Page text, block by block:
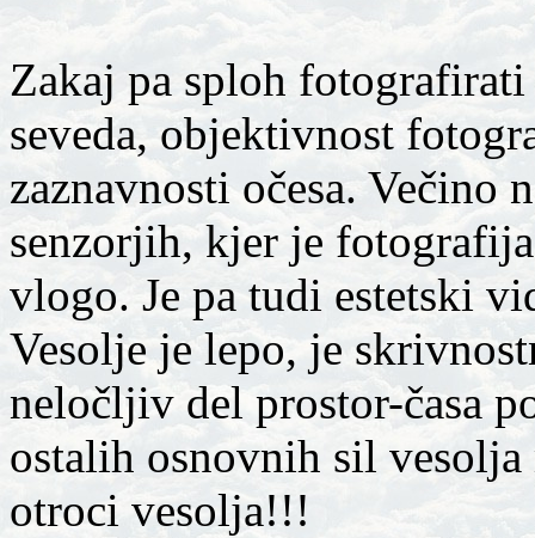
Zakaj pa sploh
seveda, objektivnost
zaznavnosti očesa. Večino
senzorjih, kjer je
vlogo. Je pa tudi estetski
Vesolje je lepo, je
neločljiv del prostor-časa
ostalih osnovnih sil
otroci vesolja!!!